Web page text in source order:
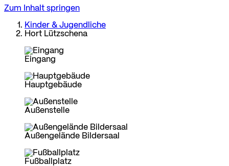
Zum Inhalt springen
Kinder & Jugendliche
Hort Lützschena
Eingang
Hauptgebäude
Außenstelle
Außengelände Bildersaal
Fußballplatz